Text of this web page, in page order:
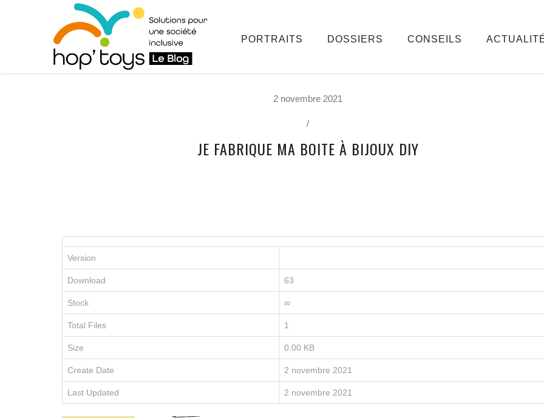
PORTRAITS DOSSIERS CONSEILS
2 novembre 2021
/
JE FABRIQUE MA BOITE À BIJOUX DIY
Version
Download 63
Stock ∞
Total Files 1
Size 0.00 KB
Create Date 2 novembre 2021
Last Updated 2 novembre 2021